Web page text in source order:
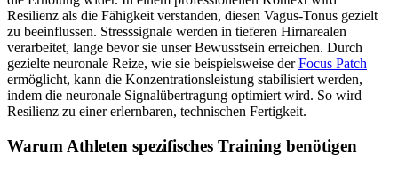
Resilienz als die Fähigkeit verstanden, diesen Vagus-Tonus gezielt
zu beeinflussen. Stresssignale werden in tieferen Hirnarealen
verarbeitet, lange bevor sie unser Bewusstsein erreichen. Durch
gezielte neuronale Reize, wie sie beispielsweise derFocus Patch
ermöglicht, kann die Konzentrationsleistung stabilisiert werden,
indem die neuronale Signalübertragung optimiert wird. So wird
Resilienz zu einer erlernbaren, technischen Fertigkeit.
Warum Athleten spezifisches Training benötigen